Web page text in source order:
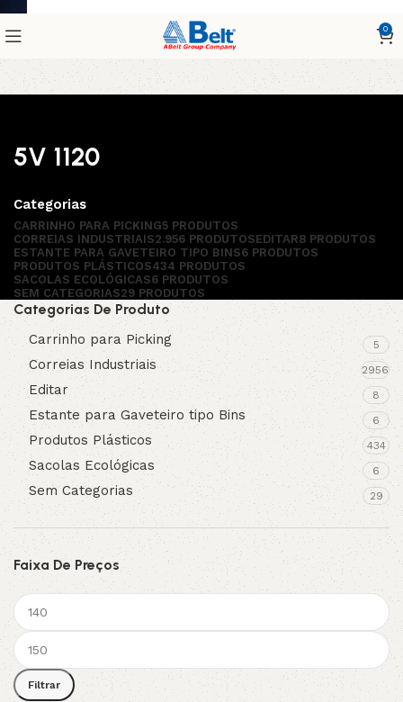
0
5V 1120
Categorias
CARRINHO PARA PICKING5 PRODUTOS
CORREIAS INDUSTRIAIS2.956 PRODUTOSEDITAR8 PRODUTOS
ESTANTE PARA GAVETEIRO TIPO BINS6 PRODUTOS
PRODUTOS PLÁSTICOS434 PRODUTOS
SACOLAS ECOLÓGICAS6 PRODUTOS
SEM CATEGORIAS29 PRODUTOS
Categorias De Produto
Carrinho para Picking 5
Correias Industriais 2956
Editar 8
Estante para Gaveteiro tipo Bins 6
Produtos Plásticos 434
Sacolas Ecológicas 6
Sem Categorias 29
Faixa De Preços
Filtrar